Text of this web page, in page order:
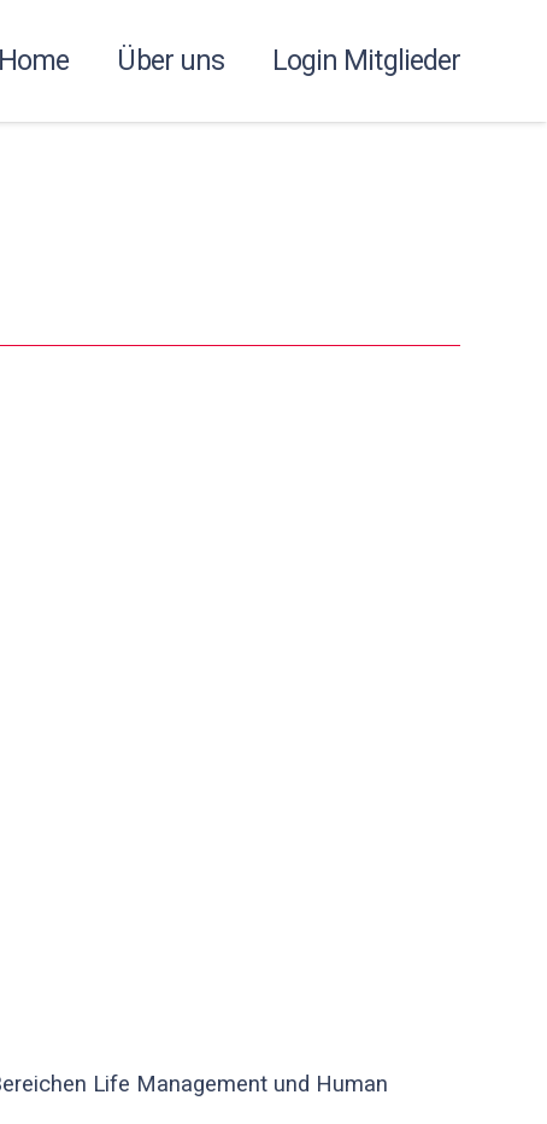
Home Über uns Login Mitglieder
Life Management und Human